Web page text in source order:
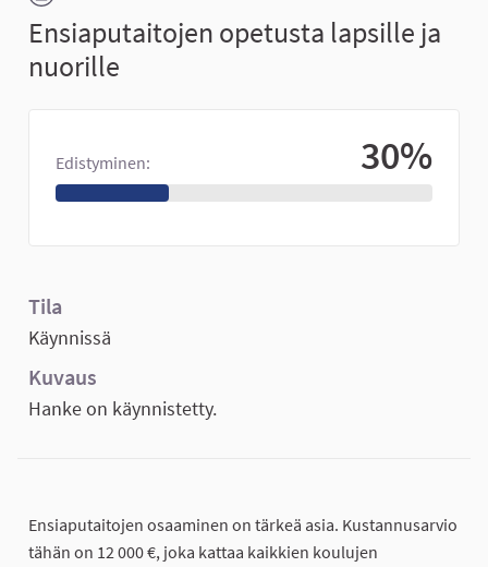
Ensiaputaitojen opetusta lapsille ja
nuorille
Edistyminen: 30%
Tila
Käynnissä
Kuvaus
Hanke on käynnistetty.
Ensiaputaitojen osaaminen on tärkeä asia. Kustannusarvio
tähän on 12 000 €, joka kattaa kaikkien koulujen